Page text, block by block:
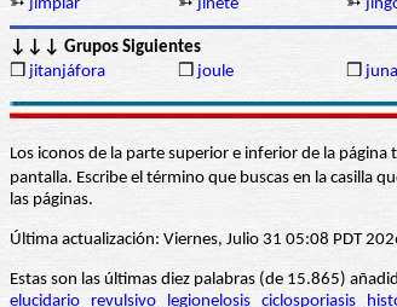
➳ jimplar ➳ jinete ➳
↓↓↓ Grupos Siguientes
❒ jitanjáfora ❒ joule ❒
Los iconos de la parte superior e inferior de la
pantalla. Escribe el término que buscas en la casilla
las páginas.
Última actualización: Viernes, Julio 31 05:08 PDT
Estas son las últimas diez palabras (de 15.865)
elucidario
revulsivo legionelosis ciclosporiasis